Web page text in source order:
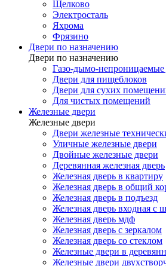
Щелково
Электросталь
Яхрома
Фрязино
Двери по назначению
Двери по назначению
Газо-дымо-непроницаемые
Двери для пищеблоков
Двери для сухих
Для чистых помещений
Железные двери
Железные двери
Двери железные
Уличные железные двери
Двойные железные двери
Деревянная железная дверь
Железная дверь в квартиру
Железная дверь в общий
Железная дверь в подъезд
Железная дверь входная с
Железная дверь мдф
Железная дверь с зеркалом
Железная дверь со стеклом
Железные двери в
Железные двери